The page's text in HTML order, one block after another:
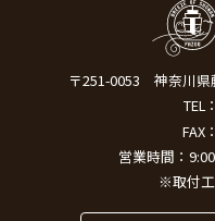
〒251-0053
神奈川県
TEL：
FAX
営業時間：
※取付